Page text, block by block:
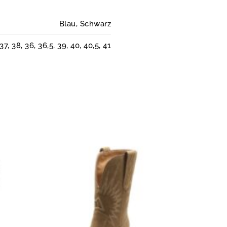
Blau, Schwarz
38, 36, 36,5, 39, 40, 40,5, 41